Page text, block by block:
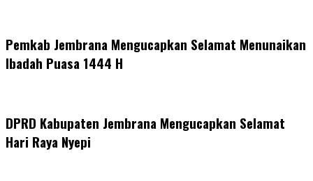
Pemkab Jembrana Mengucapkan Selamat Menunaikan
Ibadah Puasa 1444 H
DPRD Kabupaten Jembrana Mengucapkan Selamat
Hari Raya Nyepi